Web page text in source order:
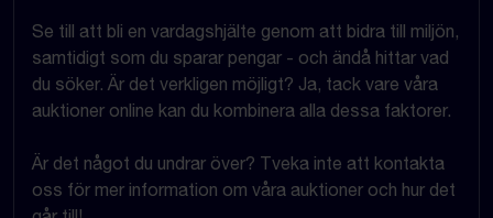
Se till att bli en vardagshjälte genom att bidra till miljön,
samtidigt som du sparar pengar - och ändå hittar vad
du söker. Är det verkligen möjligt? Ja, tack vare våra
auktioner online kan du kombinera alla dessa faktorer.
Är det något du undrar över? Tveka inte att kontakta
oss för mer information om våra auktioner och hur det